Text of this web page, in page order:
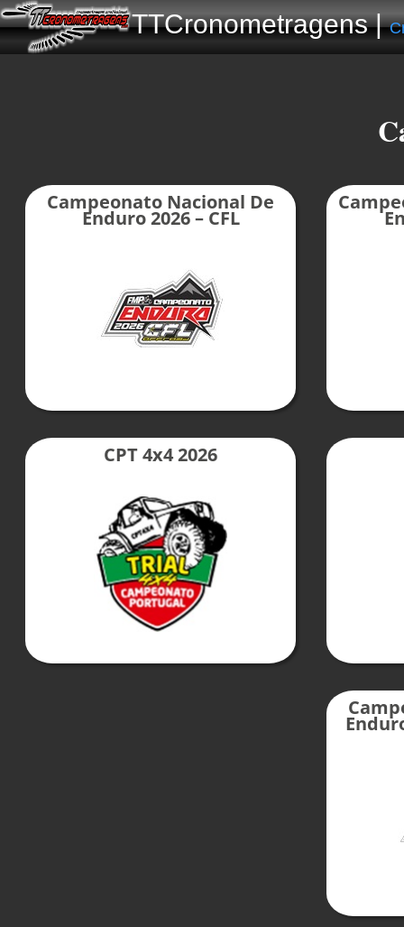
TTCronometragens |
Campeonato Nacional De
Enduro 2026 – CFL
CPT 4x4 2026